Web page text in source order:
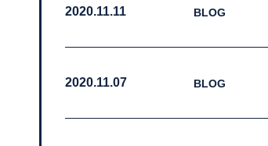
2020.11.11 BLOG
2020.11.07 BLOG